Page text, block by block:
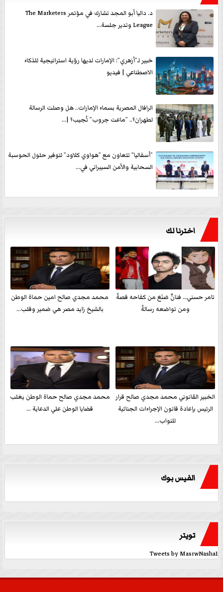
د. داليا أبو المجد تشارك في مؤتمر The Marketers
League وتدير جلسة...
خبير لـ”أزهري”: الإمارات لديها رؤية استراتيجية للذكاء
الاصطناعي | فيديو
الرافال المصرية بسماء الإمارات.. هل وصلت الرسالة
لطهران؟.. ”ماعت جروب” تُجيب؟ |...
”أسفاليا” تتعاون مع ”هواوي كلاود” لتوفير حلول الحوسبة
السحابية والأمن السيبراني في...
اخترنا لك
تامر حسني… فنانٌ صَنَعَ من كفاحه قصةً
ومن تواضعه رسالةً
محمد مجدي صالح امين حماة الوطن
بالشيخ زايد مصر هي ضمير وقلب...
الخبير القانوني محمد مجدي صالح قرار
الرئيس بإعادة قانون الإجراءات الجنائية
للنواب...
محمد مجدي صالح حماة الوطن يغلب
قضايا الوطن علي الدعاية ...
الفيس بوك
تويتر
Tweets by MasrwNasha1